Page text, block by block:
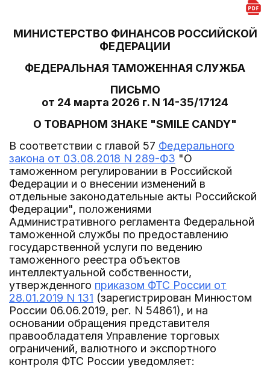
МИНИСТЕРСТВО ФИНАНСОВ РОССИЙСКОЙ
ФЕДЕРАЦИИ
ФЕДЕРАЛЬНАЯ ТАМОЖЕННАЯ СЛУЖБА
ПИСЬМО
от 24 марта 2026 г. N 14-35/17124
О ТОВАРНОМ ЗНАКЕ "SMILE CANDY"
В соответствии с главой 57 Федерального
закона от 03.08.2018 N 289-ФЗ "О
таможенном регулировании в Российской
Федерации и о внесении изменений в
отдельные законодательные акты Российской
Федерации", положениями
Административного регламента Федеральной
таможенной службы по предоставлению
государственной услуги по ведению
таможенного реестра объектов
интеллектуальной собственности,
утвержденного приказом ФТС России от
28.01.2019 N 131 (зарегистрирован Минюстом
России 06.06.2019, рег. N 54861), и на
основании обращения представителя
правообладателя Управление торговых
ограничений, валютного и экспортного
контроля ФТС России уведомляет: